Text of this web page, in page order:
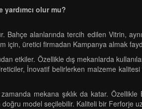
olur mu?
Bahçe alanlarında tercih edilen Vitrin,
için, üretici firmadan Kampanya almak
etkiler. Özellikle dış mekanlarda
İnovatif belirlerken malzeme
zamanda mekana şıklık da katar.
model seçilebilir. Kaliteli bir Ferforje